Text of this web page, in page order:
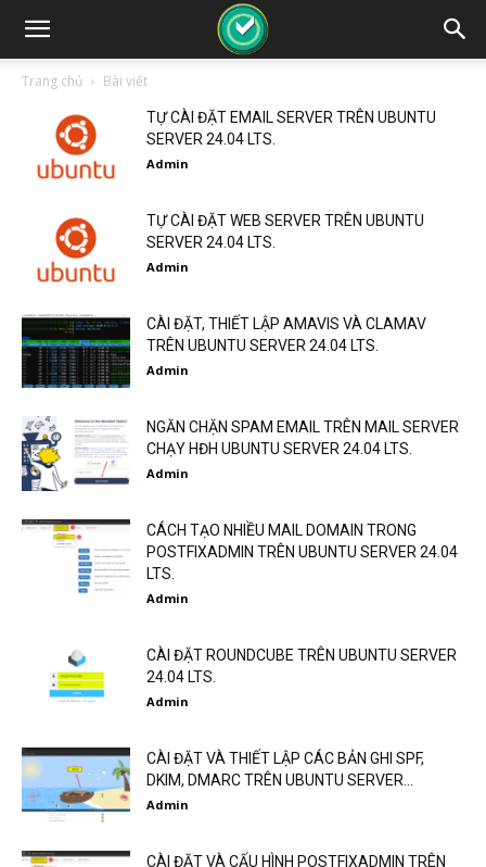
Trang chủ Bài viết
TỰ CÀI ĐẶT EMAIL SERVER TRÊN UBUNTU
SERVER 24.04 LTS.
Admin
TỰ CÀI ĐẶT WEB SERVER TRÊN UBUNTU
SERVER 24.04 LTS.
Admin
CÀI ĐẶT, THIẾT LẬP AMAVIS VÀ CLAMAV
TRÊN UBUNTU SERVER 24.04 LTS.
Admin
NGĂN CHẶN SPAM EMAIL TRÊN MAIL SERVER
CHẠY HĐH UBUNTU SERVER 24.04 LTS.
Admin
CÁCH TẠO NHIỀU MAIL DOMAIN TRONG
POSTFIXADMIN TRÊN UBUNTU SERVER 24.04
LTS.
Admin
CÀI ĐẶT ROUNDCUBE TRÊN UBUNTU SERVER
24.04 LTS.
Admin
CÀI ĐẶT VÀ THIẾT LẬP CÁC BẢN GHI SPF,
DKIM, DMARC TRÊN UBUNTU SERVER...
Admin
CÀI ĐẶT VÀ CẤU HÌNH POSTFIXADMIN TRÊN